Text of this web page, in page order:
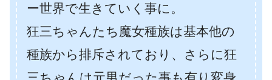
ー世界で生きていく事に。
狂三ちゃんたち魔女種族は基本他の
種族から排斥されており、さらに狂
三ちゃんは元男だった事も有り変身